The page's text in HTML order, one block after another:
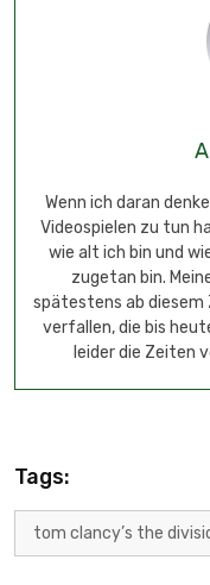
Wenn ich daran
Videospielen zu tun
wie alt ich bin und
zugetan bin.
spätestens ab
verfallen, die bis
leider die Zeiten
Tags:
tom clancy’s the